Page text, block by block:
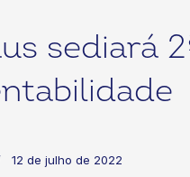
sediará
12 de julho de 2022